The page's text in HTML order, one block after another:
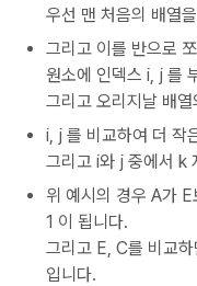
우선 맨 처음의 배열
그리고 이를 반으로
원소에 인덱스 i, j 를
그리고 오리지날 배
i, j 를 비교하여 더 작
그리고 i와 j 중에서 k
위 예시의 경우 A가
1 이 됩니다.
그리고 E, C를 비교
입니다.